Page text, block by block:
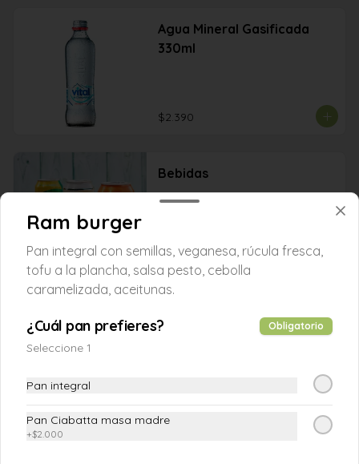
Agua Mineral Gasificada
330ml
$2.390
Bebidas
$2.590
Chocolate caliente
$4.250
Ram burger
Pan integral con semillas, veganesa, rúcula fresca,
tofu a la plancha, salsa pesto, cebolla
caramelizada, aceitunas.
¿Cuál pan prefieres? Obligatorio
Seleccione 1
Pan integral
Pan Ciabatta masa madre
+$2.000